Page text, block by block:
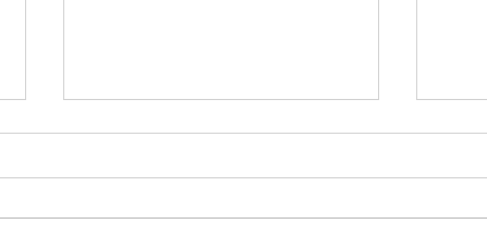
MIDPOLDER MURDERS
“Heb je zin om even mee in de
Aan